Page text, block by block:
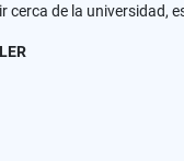
de la universidad,